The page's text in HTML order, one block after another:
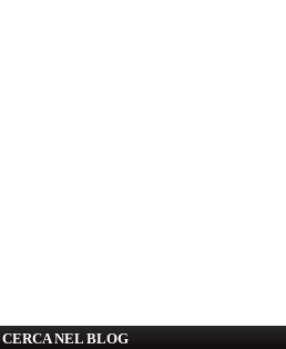
CERCA NEL BLOG